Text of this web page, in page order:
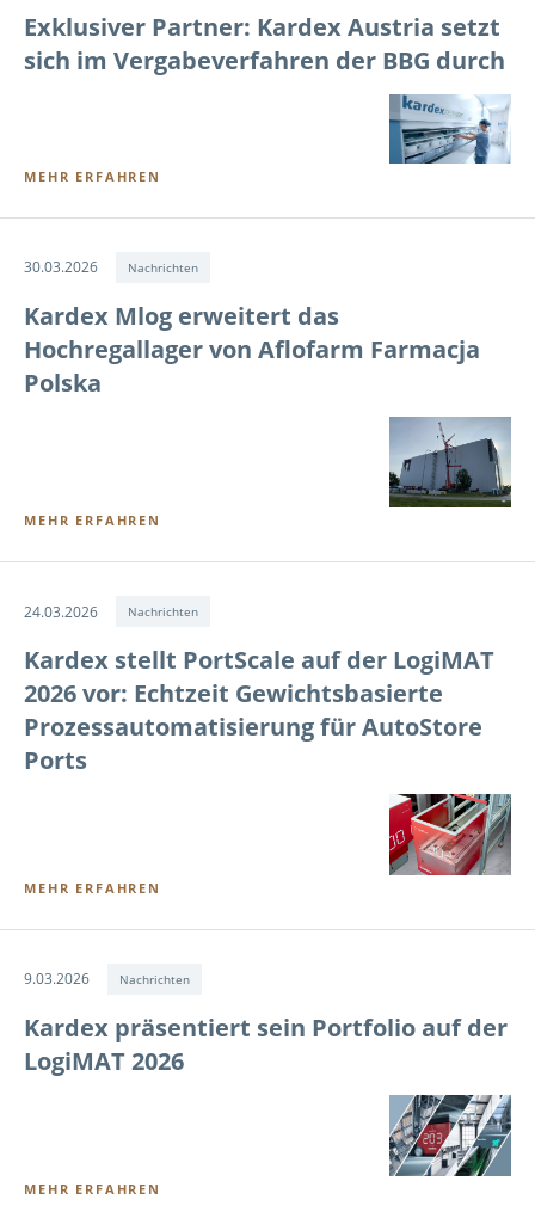
Exklusiver Partner: Kardex Austria setzt
sich im Vergabeverfahren der BBG durch
MEHR ERFAHREN
30.03.2026 Nachrichten
Kardex Mlog erweitert das
Hochregallager von Aflofarm Farmacja
Polska
MEHR ERFAHREN
24.03.2026 Nachrichten
Kardex stellt PortScale auf der LogiMAT
2026 vor: Echtzeit Gewichtsbasierte
Prozessautomatisierung für AutoStore
Ports
MEHR ERFAHREN
9.03.2026 Nachrichten
Kardex präsentiert sein Portfolio auf der
LogiMAT 2026
MEHR ERFAHREN